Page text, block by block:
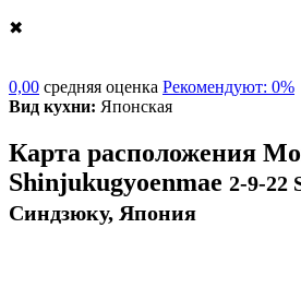
✖
0,00 средняя оценка Рекомендуют: 0%
Вид кухни: Японская
Карта расположения
Shinjukugyoenmae 2-9-22
Синдзюку, Япония